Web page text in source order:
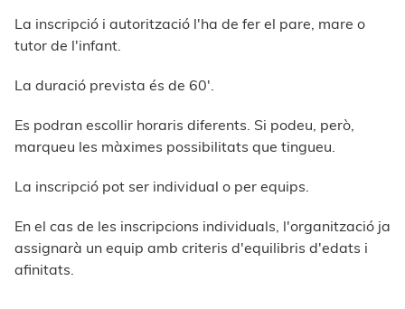
La inscripció i autorització l'ha de fer el pare, mare o
tutor de l'infant.
La duració prevista és de 60'.
Es podran escollir horaris diferents. Si podeu, però,
marqueu les màximes possibilitats que tingueu.
La inscripció pot ser individual o per equips.
En el cas de les inscripcions individuals, l'organització ja
assignarà un equip amb criteris d'equilibris d'edats i
afinitats.